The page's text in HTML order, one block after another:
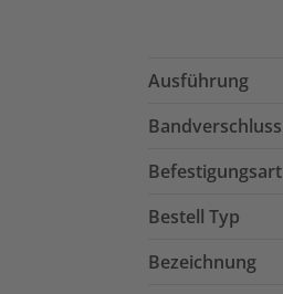
Ausführung
Bandverschluss
Befestigungsart
Bestell Typ
Bezeichnung